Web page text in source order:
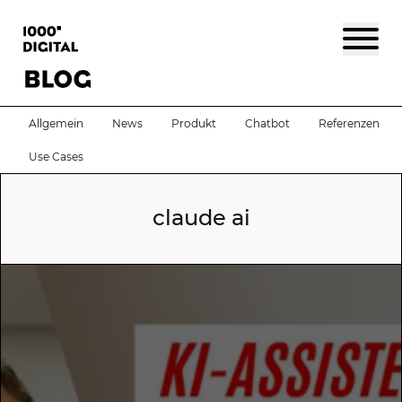
Allgemein News Produkt Chatbot Referenzen
Use Cases
claude ai